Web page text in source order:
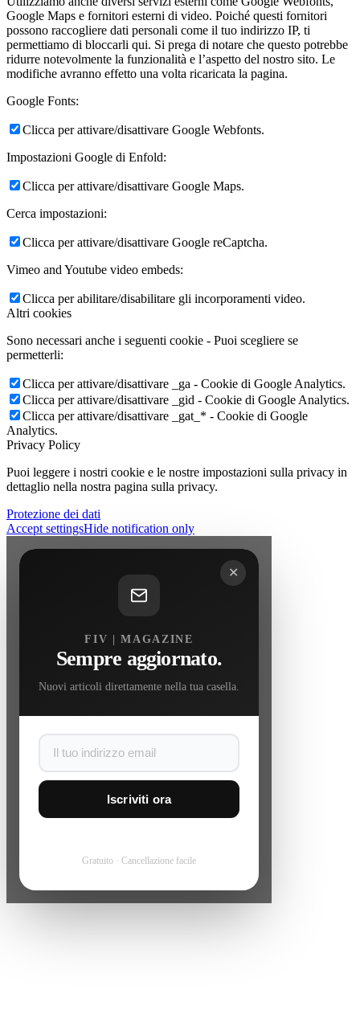
Google Maps e fornitori esterni di video. Poiché questi fornitori
possono raccogliere dati personali come il tuo indirizzo IP, ti
permettiamo di bloccarli qui. Si prega di notare che questo potrebbe
ridurre notevolmente la funzionalità e l’aspetto del nostro sito. Le
modifiche avranno effetto una volta ricaricata la pagina.
Google Fonts:
Clicca per attivare/disattivare Google Webfonts.
Impostazioni Google di Enfold:
Clicca per attivare/disattivare Google Maps.
Cerca impostazioni:
Clicca per attivare/disattivare Google reCaptcha.
Vimeo and Youtube video embeds:
Clicca per abilitare/disabilitare gli incorporamenti video.
Altri cookies
Sono necessari anche i seguenti cookie - Puoi scegliere se
permetterli:
Clicca per attivare/disattivare _ga - Cookie di Google Analytics.
Clicca per attivare/disattivare _gid - Cookie di Google Analytics.
Clicca per attivare/disattivare _gat_* - Cookie di Google
Analytics.
Privacy Policy
Puoi leggere i nostri cookie e le nostre impostazioni sulla privacy in
dettaglio nella nostra pagina sulla privacy.
Protezione dei dati
Accept settingsHide notification only
✕
FIV | MAGAZINE
Sempre aggiornato.
Nuovi articoli direttamente nella tua casella.
Iscriviti ora
Gratuito · Cancellazione facile